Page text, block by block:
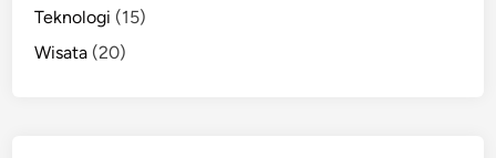
Teknologi (15)
Wisata (20)